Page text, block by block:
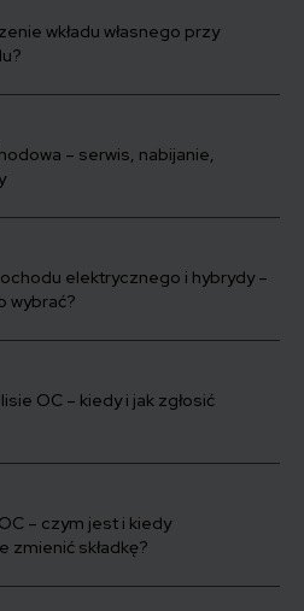
wkładu własnego przy
– serwis, nabijanie,
elektrycznego i hybrydy –
wybrać?
OC – kiedy i jak zgłosić
– czym jest i kiedy
zmienić składkę?